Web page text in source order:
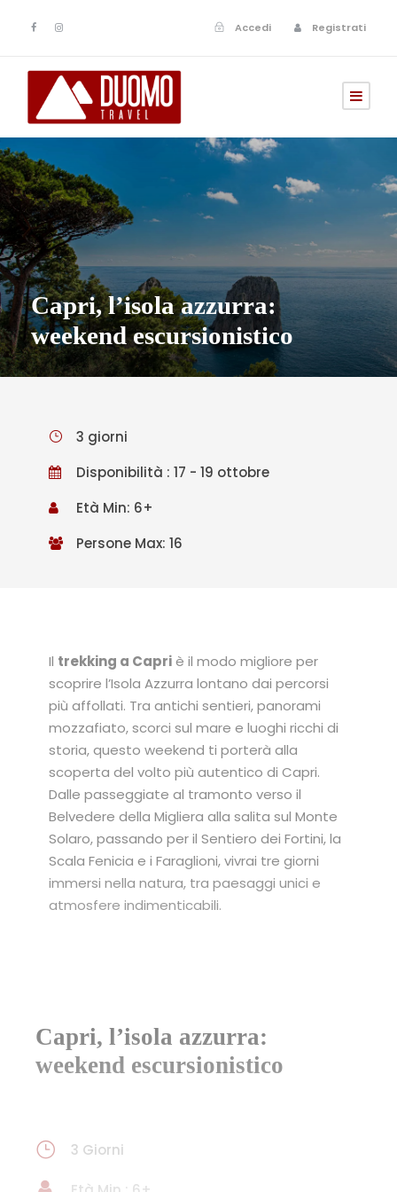
Accedi Registrati
Capri, l’isola azzurra:
weekend escursionistico
3 giorni
Disponibilità : 17 - 19 ottobre
Età Min: 6+
Persone Max: 16
Il trekking a Capriè il modo migliore per
scoprire l’Isola Azzurra lontano dai percorsi
più affollati. Tra antichi sentieri, panorami
mozzafiato, scorci sul mare e luoghi ricchi di
storia, questo weekend ti porterà alla
scoperta del volto più autentico di Capri.
Dalle passeggiate al tramonto verso il
Belvedere della Migliera alla salita sul Monte
Solaro, passando per il Sentiero dei Fortini, la
Scala Fenicia e i Faraglioni, vivrai tre giorni
immersi nella natura, tra paesaggi unici e
atmosfere indimenticabili.
Capri, l’isola azzurra:
weekend escursionistico
3 Giorni